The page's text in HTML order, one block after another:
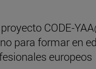
CODE-
para formar en
europeos